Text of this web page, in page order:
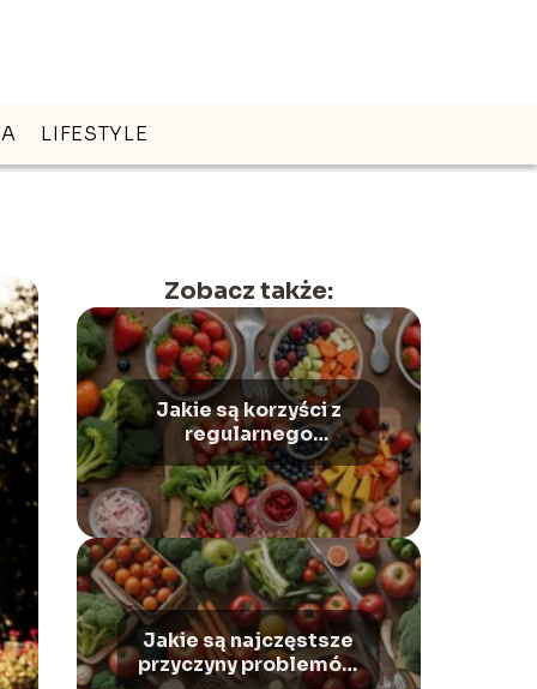
LIFESTYLE
Zobacz także:
Jakie są korzyści z
regularnego
spożywania
probiotyków?
Jakie są najczęstsze
przyczyny problemów